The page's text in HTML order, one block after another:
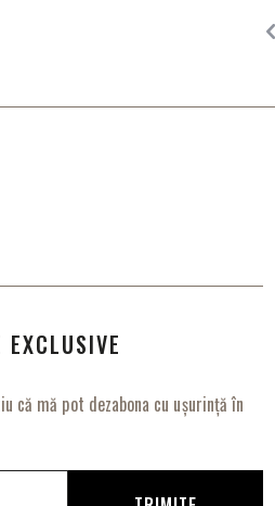
că mă pot dezabona cu ușurință în